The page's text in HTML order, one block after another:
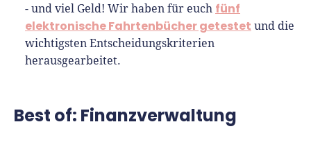
- und viel Geld! Wir haben für euch fünf
elektronische Fahrtenbücher getestet und die
wichtigsten Entscheidungskriterien
herausgearbeitet.
Best of: Finanzverwaltung